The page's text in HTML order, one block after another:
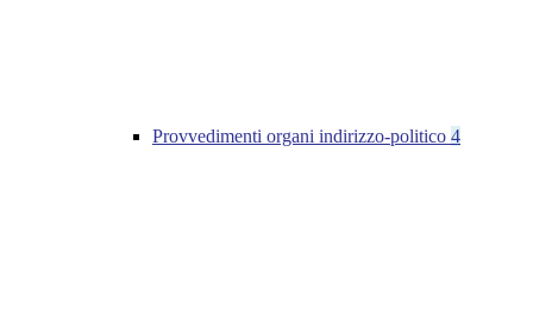
Provvedimenti organi indirizzo-politico 4